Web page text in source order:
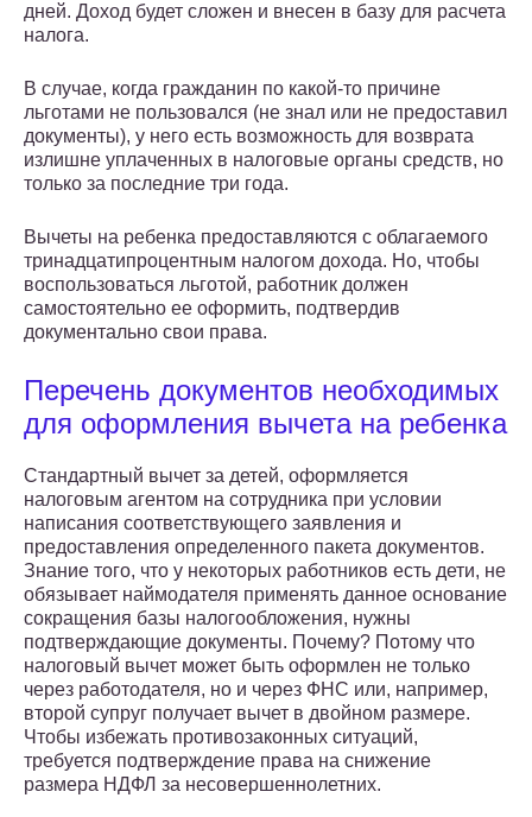
дней. Доход будет сложен и внесен в базу для расчета
налога.
В случае, когда гражданин по какой-то причине
льготами не пользовался (не знал или не предоставил
документы), у него есть возможность для возврата
излишне уплаченных в налоговые органы средств, но
только за последние три года.
Вычеты на ребенка предоставляются с облагаемого
тринадцатипроцентным налогом дохода. Но, чтобы
воспользоваться льготой, работник должен
самостоятельно ее оформить, подтвердив
документально свои права.
Перечень документов необходимых
для оформления вычета на ребенка
Стандартный вычет за детей, оформляется
налоговым агентом на сотрудника при условии
написания соответствующего заявления и
предоставления определенного пакета документов.
Знание того, что у некоторых работников есть дети, не
обязывает наймодателя применять данное основание
сокращения базы налогообложения, нужны
подтверждающие документы. Почему? Потому что
налоговый вычет может быть оформлен не только
через работодателя, но и через ФНС или, например,
второй супруг получает вычет в двойном размере.
Чтобы избежать противозаконных ситуаций,
требуется подтверждение права на снижение
размера НДФЛ за несовершеннолетних.